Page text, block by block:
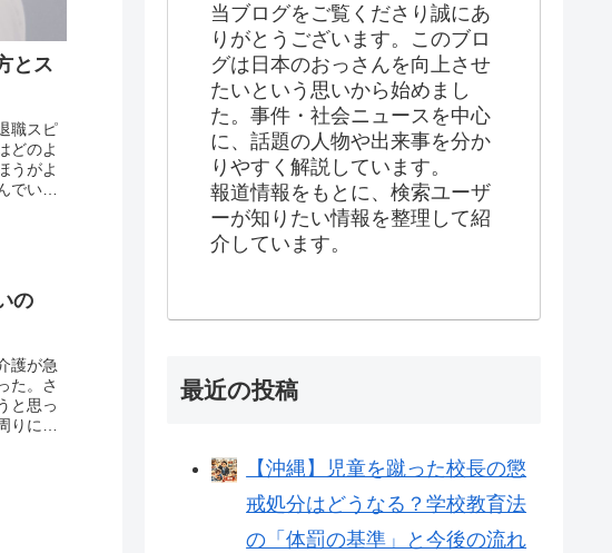
とス
職スピ
どのよ
うがよ
でいる
の
護が急
た。さ
と思っ
りにな
当ブログをご覧くださり誠にあ
りがとうございます。このブロ
グは日本のおっさんを向上させ
たいという思いから始めまし
た。事件・社会ニュースを中心
に、話題の人物や出来事を分か
りやすく解説しています。
報道情報をもとに、検索ユーザ
ーが知りたい情報を整理して紹
介しています。
最近の投稿
【沖縄】児童を蹴った校長の懲
戒処分はどうなる？学校教育法
の「体罰の基準」と今後の流れ